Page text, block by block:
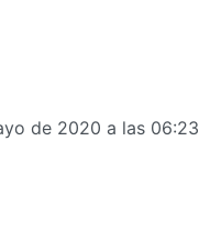
de 2020 a las 06:23